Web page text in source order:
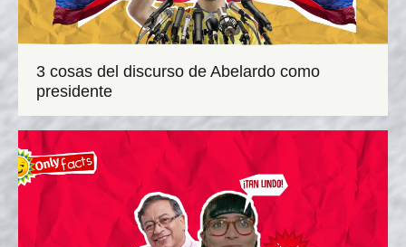
3 cosas del discurso de Abelardo como
presidente